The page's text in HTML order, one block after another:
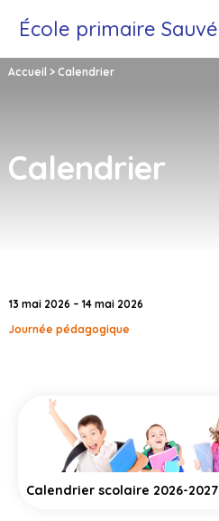
École primaire Sauvé
Accueil > Calendrier
Calendrier
13 mai 2026 – 14 mai 2026
Journée pédagogique
Calendrier scolaire 2026-2027